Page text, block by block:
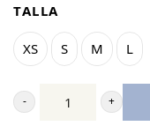
era:
100,00
TALLA
XS S M L
Petzl